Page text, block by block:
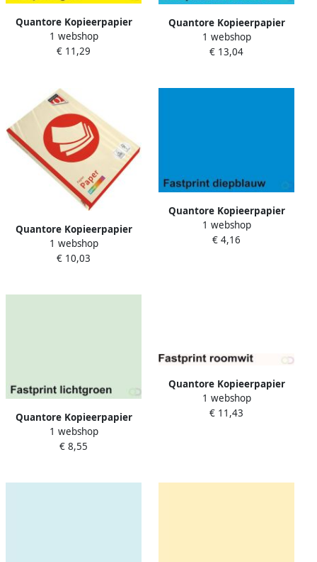
Quantore Kopieerpapier
Colour A4 80gr geel 500 vel
1 webshop
€ 11,29
Quantore Kopieerpapier
Colour A4 160gr
azuurblauw 250 vel
1 webshop
€ 13,04
Quantore Kopieerpapier
Colour A4 160gr ivoor 250
vel
1 webshop
€ 10,03
Quantore Kopieerpapier
Colour A4 160gr diepblauw
50 vel
1 webshop
€ 4,16
Quantore Kopieerpapier
Colour A4 120gr lichtgroen
250 vel
1 webshop
€ 8,55
Quantore Kopieerpapier
Colour A4 160gr roomwit
250 vel
1 webshop
€ 11,43